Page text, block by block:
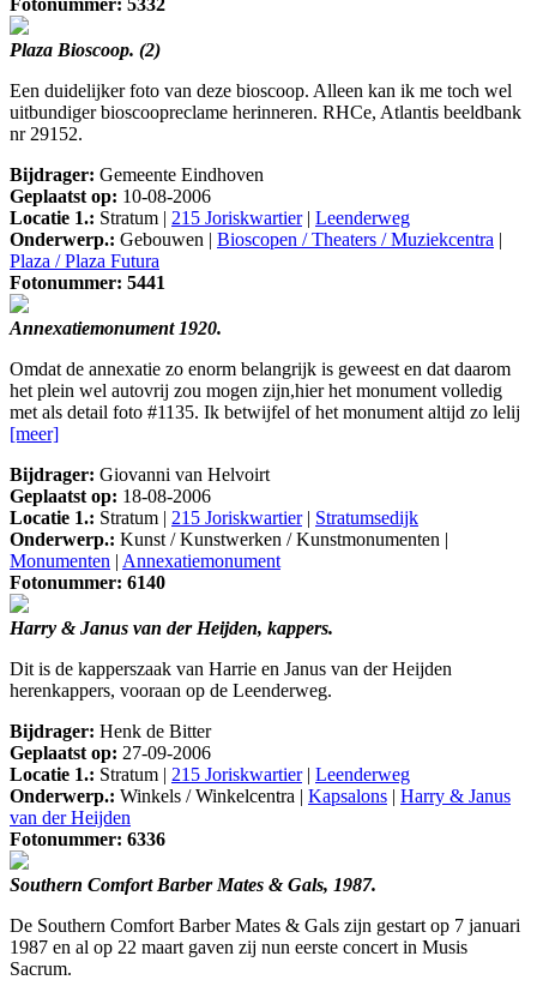
Fotonummer: 5332
Plaza Bioscoop. (2)
Een duidelijker foto van deze bioscoop. Alleen kan ik me toch wel
uitbundiger bioscoopreclame herinneren. RHCe, Atlantis beeldbank
nr 29152.
Bijdrager: Gemeente Eindhoven
Geplaatst op: 10-08-2006
Locatie 1.: Stratum | 215 Joriskwartier| Leenderweg
Onderwerp.: Gebouwen | Bioscopen / Theaters / Muziekcentra |
Plaza / Plaza Futura
Fotonummer: 5441
Annexatiemonument 1920.
Omdat de annexatie zo enorm belangrijk is geweest en dat daarom
het plein wel autovrij zou mogen zijn,hier het monument volledig
met als detail foto #1135. Ik betwijfel of het monument altijd zo lelij
[meer]
Bijdrager: Giovanni van Helvoirt
Geplaatst op: 18-08-2006
Locatie 1.: Stratum | 215 Joriskwartier| Stratumsedijk
Onderwerp.: Kunst / Kunstwerken / Kunstmonumenten |
Monumenten | Annexatiemonument
Fotonummer: 6140
Harry & Janus van der Heijden, kappers.
Dit is de kapperszaak van Harrie en Janus van der Heijden
herenkappers, vooraan op de Leenderweg.
Bijdrager: Henk de Bitter
Geplaatst op: 27-09-2006
Locatie 1.: Stratum | 215 Joriskwartier| Leenderweg
Onderwerp.: Winkels / Winkelcentra | Kapsalons | Harry & Janus
van der Heijden
Fotonummer: 6336
Southern Comfort Barber Mates & Gals, 1987.
De Southern Comfort Barber Mates & Gals zijn gestart op 7 januari
1987 en al op 22 maart gaven zij nun eerste concert in Musis
Sacrum.